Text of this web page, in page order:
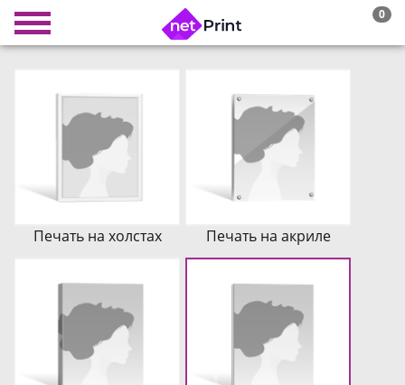
0
Печать на холстах Печать на акриле